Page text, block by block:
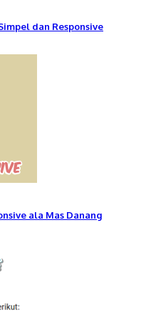
dan Responsive
ala Mas Danang